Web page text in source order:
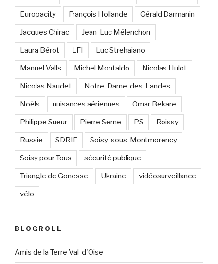
Europacity François Hollande Gérald Darmanin
Jacques Chirac Jean-Luc Mélenchon
Laura Bérot LFI Luc Strehaiano
Manuel Valls Michel Montaldo Nicolas Hulot
Nicolas Naudet Notre-Dame-des-Landes
Noëls nuisances aériennes Omar Bekare
Philippe Sueur Pierre Serne PS Roissy
Russie SDRIF Soisy-sous-Montmorency
Soisy pour Tous sécurité publique
Triangle de Gonesse Ukraine vidéosurveillance
vélo
BLOGROLL
Amis de la Terre Val-d'Oise